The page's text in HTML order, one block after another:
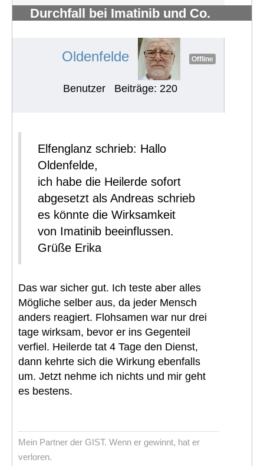
Durchfall bei Imatinib und Co.
Oldenfelde Offline
Benutzer Beiträge: 220
Elfenglanz schrieb: Hallo
Oldenfelde,
ich habe die Heilerde sofort
abgesetzt als Andreas schrieb
es könnte die Wirksamkeit
von Imatinib beeinflussen.
Grüße Erika
Das war sicher gut. Ich teste aber alles
Mögliche selber aus, da jeder Mensch
anders reagiert. Flohsamen war nur drei
tage wirksam, bevor er ins Gegenteil
verfiel. Heilerde tat 4 Tage den Dienst,
dann kehrte sich die Wirkung ebenfalls
um. Jetzt nehme ich nichts und mir geht
es bestens.
Mein Partner der GIST. Wenn er gewinnt, hat er
verloren.